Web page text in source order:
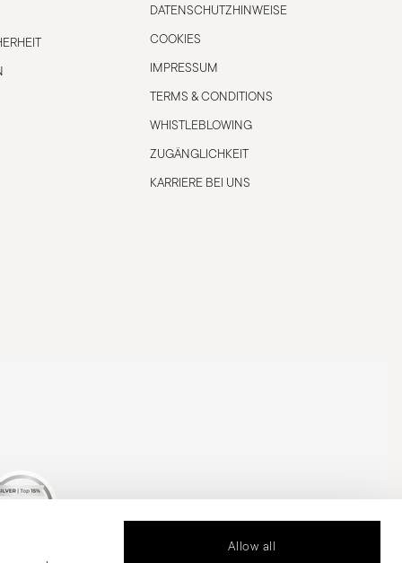
Allow all
DATENSCHUTZHINWEISE
COOKIES
IMPRESSUM
TERMS & CONDITIONS
WHISTLEBLOWING
ZUGÄNGLICHKEIT
KARRIERE BEI UNS